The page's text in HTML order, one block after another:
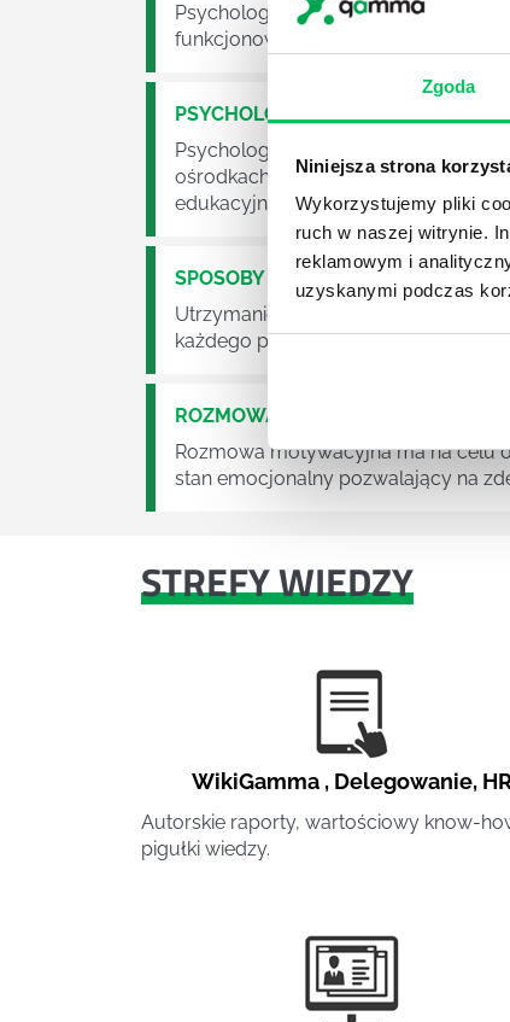
Zgoda
Niniejsza strona
Wykorzystujemy pliki
ruch w naszej witrynie.
reklamowym i
uzyskanymi podczas
Psychologia to jeden z bardziej
funkcjonowania ludzkiej psychiki,
PSYCHOLOGIA W ZARZĄDZANIU
Psychologia to kierunek wbrew
ośrodkach służby zdrowie czy we
edukacyjnych, na warsztatach, w
SPOSOBY NA MOTYWACJĘ
Utrzymanie wysokiego poziomu
każdego przełożonego i menedżera.
ROZMOWA MOTYWACYJNA Z
Rozmowa motywacyjna ma na celu
stan emocjonalny pozwalający na
STREFY WIEDZY
WikiGamma , Delegowanie,
Autorskie raporty, wartościowy know-
pigułki wiedzy.